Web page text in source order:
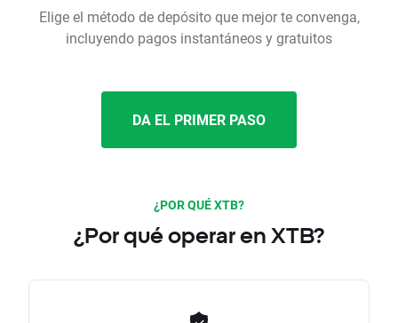
Elige el método de depósito que mejor te convenga,
incluyendo pagos instantáneos y gratuitos
DA EL PRIMER PASO
¿POR QUÉ XTB?
¿Por qué operar en XTB?